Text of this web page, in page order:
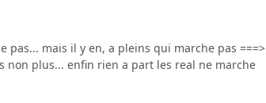
pas... mais il y en, a pleins qui marche pas ===>
non plus... enfin rien a part les real ne marche